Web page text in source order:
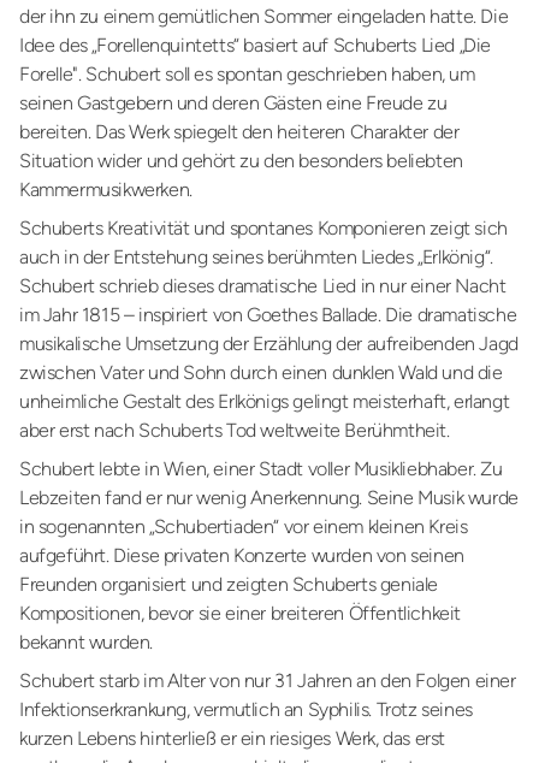
der ihn zu einem gemütlichen Sommer eingeladen hatte. Die
Idee des „Forellenquintetts“ basiert auf Schuberts Lied „Die
Forelle". Schubert soll es spontan geschrieben haben, um
seinen Gastgebern und deren Gästen eine Freude zu
bereiten. Das Werk spiegelt den heiteren Charakter der
Situation wider und gehört zu den besonders beliebten
Kammermusikwerken.
Schuberts Kreativität und spontanes Komponieren zeigt sich
auch in der Entstehung seines berühmten Liedes „Erlkönig“.
Schubert schrieb dieses dramatische Lied in nur einer Nacht
im Jahr 1815 – inspiriert von Goethes Ballade. Die dramatische
musikalische Umsetzung der Erzählung der aufreibenden Jagd
zwischen Vater und Sohn durch einen dunklen Wald und die
unheimliche Gestalt des Erlkönigs gelingt meisterhaft, erlangt
aber erst nach Schuberts Tod weltweite Berühmtheit.
Schubert lebte in Wien, einer Stadt voller Musikliebhaber. Zu
Lebzeiten fand er nur wenig Anerkennung. Seine Musik wurde
in sogenannten „Schubertiaden“ vor einem kleinen Kreis
aufgeführt. Diese privaten Konzerte wurden von seinen
Freunden organisiert und zeigten Schuberts geniale
Kompositionen, bevor sie einer breiteren Öffentlichkeit
bekannt wurden.
Schubert starb im Alter von nur 31 Jahren an den Folgen einer
Infektionserkrankung, vermutlich an Syphilis. Trotz seines
kurzen Lebens hinterließ er ein riesiges Werk, das erst